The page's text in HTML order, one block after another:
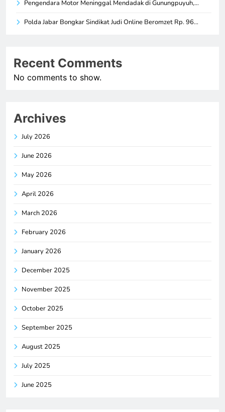
Pengendara Motor Meninggal Mendadak di Gunungpuyuh,…
Polda Jabar Bongkar Sindikat Judi Online Beromzet Rp. 96…
Recent Comments
No comments to show.
Archives
July 2026
June 2026
May 2026
April 2026
March 2026
February 2026
January 2026
December 2025
November 2025
October 2025
September 2025
August 2025
July 2025
June 2025